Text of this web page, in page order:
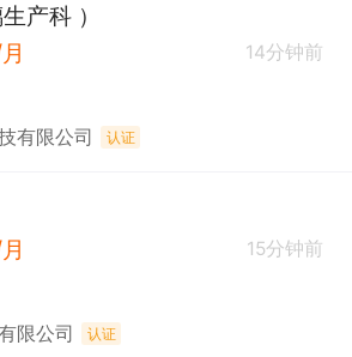
产科 ）
14分钟前
有限公司 认证
15分钟前
限公司 认证